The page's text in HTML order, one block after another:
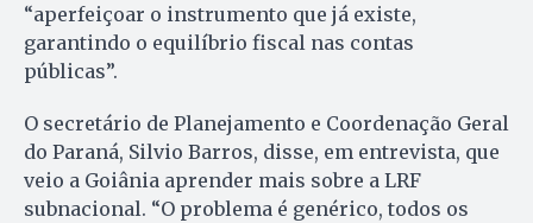
“aperfeiçoar o instrumento que já existe,
garantindo o equilíbrio fiscal nas contas
públicas”.
O secretário de Planejamento e Coordenação Geral
do Paraná, Silvio Barros, disse, em entrevista, que
veio a Goiânia aprender mais sobre a LRF
subnacional. “O problema é genérico, todos os